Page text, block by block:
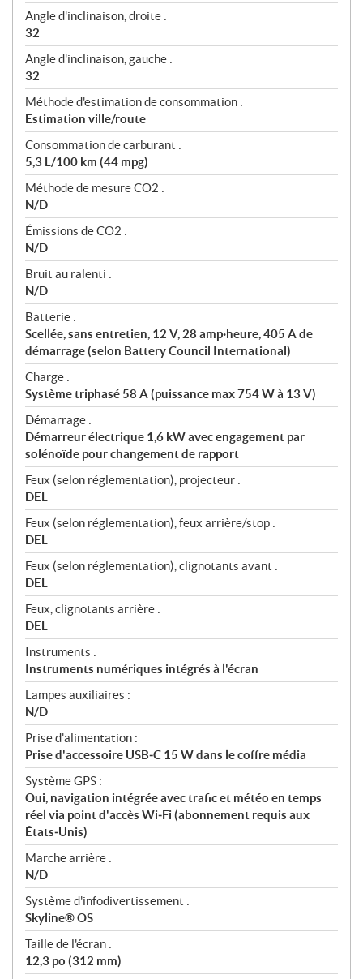
Angle d'inclinaison, droite :
32
Angle d'inclinaison, gauche :
32
Méthode d'estimation de consommation :
Estimation ville/route
Consommation de carburant :
5,3 L/100 km (44 mpg)
Méthode de mesure CO2 :
N/D
Émissions de CO2 :
N/D
Bruit au ralenti :
N/D
Batterie :
Scellée, sans entretien, 12 V, 28 amp·heure, 405 A de
démarrage (selon Battery Council International)
Charge :
Système triphasé 58 A (puissance max 754 W à 13 V)
Démarrage :
Démarreur électrique 1,6 kW avec engagement par
solénoïde pour changement de rapport
Feux (selon réglementation), projecteur :
DEL
Feux (selon réglementation), feux arrière/stop :
DEL
Feux (selon réglementation), clignotants avant :
DEL
Feux, clignotants arrière :
DEL
Instruments :
Instruments numériques intégrés à l'écran
Lampes auxiliaires :
N/D
Prise d'alimentation :
Prise d'accessoire USB‑C 15 W dans le coffre média
Système GPS :
Oui, navigation intégrée avec trafic et météo en temps
réel via point d'accès Wi‑Fi (abonnement requis aux
États‑Unis)
Marche arrière :
N/D
Système d'infodivertissement :
Skyline® OS
Taille de l'écran :
12,3 po (312 mm)